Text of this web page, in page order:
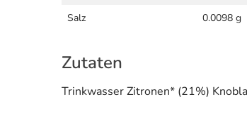
Salz
0.0098 g
Zutaten
Trinkwasser Zitronen* (21%)